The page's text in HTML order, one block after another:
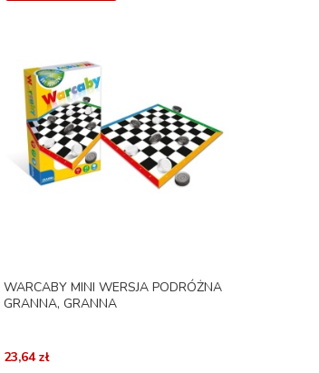
WARCABY MINI WERSJA PODRÓŻNA
GRANNA, GRANNA
23,64 zł